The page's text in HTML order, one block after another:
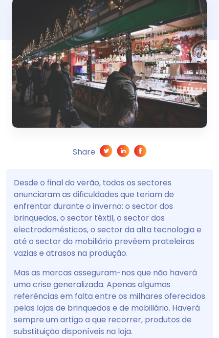
Share
Desde o final do verão, todos os sectores
anunciaram as dificuldades que teriam de
enfrentar durante o inverno: o sector dos
brinquedos, o sector têxtil, o sector dos
electrodomésticos, o sector da alta tecnologia e
até o sector do mobiliário prevêem prateleiras
vazias e atrasos na produção.
Mas as marcas asseguram-nos que não haverá
uma crise generalizada. Apenas algumas
referências em falta entre os milhares oferecidos
pelas lojas de brinquedos e de mobiliário. Haverá
sempre um artigo a que recorrer, produtos de
substituição disponíveis na loja.